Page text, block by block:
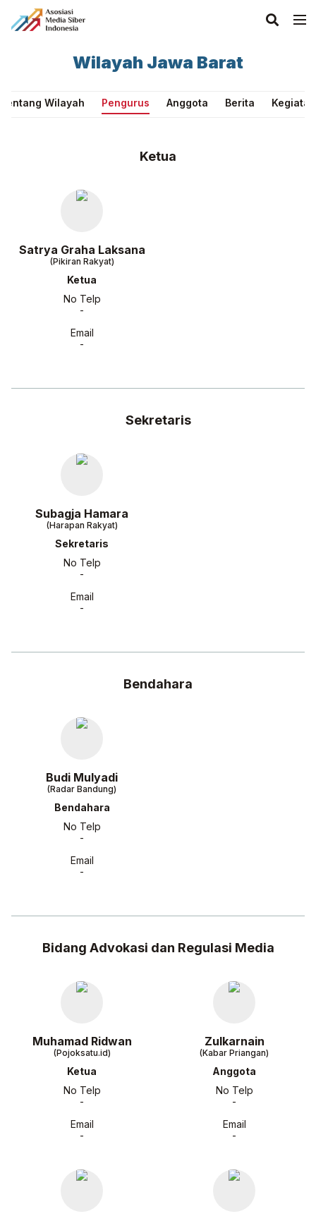
Wilayah Jawa Barat
Tentang Wilayah Pengurus Anggota Berita Kegiatan
Ketua
Satrya Graha Laksana
(Pikiran Rakyat)
Ketua
No Telp
-
Email
-
Sekretaris
Subagja Hamara
(Harapan Rakyat)
Sekretaris
No Telp
-
Email
-
Bendahara
Budi Mulyadi
(Radar Bandung)
Bendahara
No Telp
-
Email
-
Bidang Advokasi dan Regulasi Media
Muhamad Ridwan
(Pojoksatu.id)
Ketua
No Telp
-
Email
-
Zulkarnain
(Kabar Priangan)
Anggota
No Telp
-
Email
-